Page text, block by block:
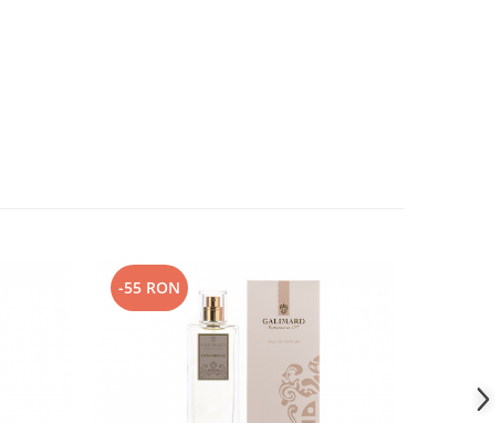
-55 RON
-55